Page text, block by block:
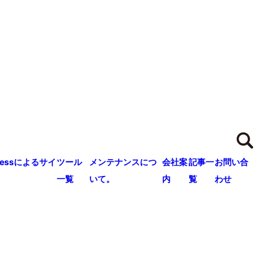
によるサイ ツール
一覧
メンテナンスにつ
いて。
会社案
内
記事一
覧
お問い合
わせ